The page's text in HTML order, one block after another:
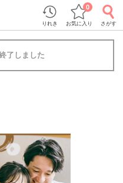
りれき お気に入り
0
さがす
了しました